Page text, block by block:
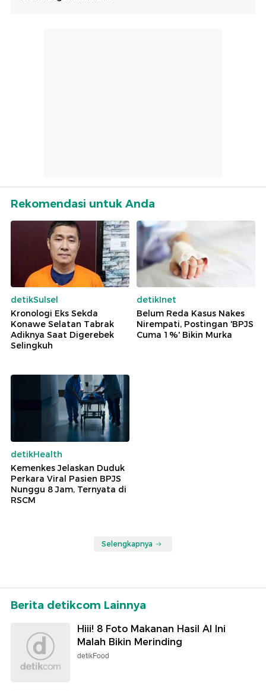
Rekomendasi untuk Anda
detikSulsel
Kronologi Eks Sekda
Konawe Selatan Tabrak
Adiknya Saat Digerebek
Selingkuh
detikInet
Belum Reda Kasus Nakes
Nirempati, Postingan 'BPJS
Cuma 1%' Bikin Murka
detikHealth
Kemenkes Jelaskan Duduk
Perkara Viral Pasien BPJS
Nunggu 8 Jam, Ternyata di
RSCM
Selengkapnya
Berita detikcom Lainnya
Hiii! 8 Foto Makanan Hasil AI Ini
Malah Bikin Merinding
detikFood